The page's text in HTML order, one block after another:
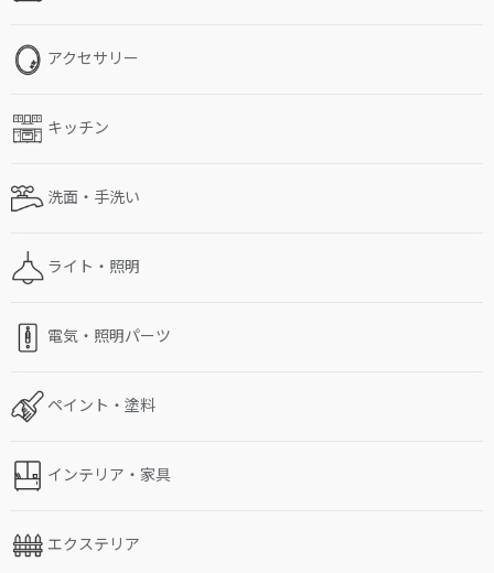
アクセサリー
キッチン
洗面・手洗い
ライト・照明
電気・照明パーツ
ペイント・塗料
インテリア・家具
エクステリア